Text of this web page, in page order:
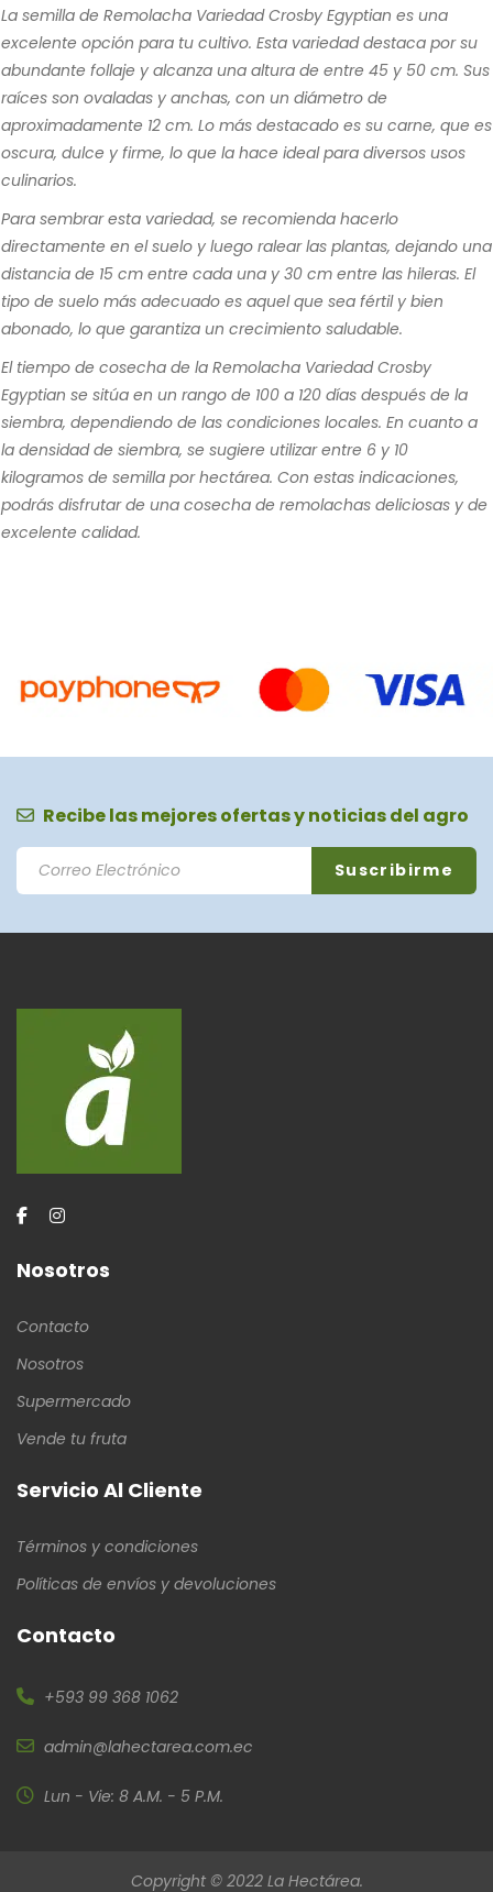
La semilla de Remolacha Variedad Crosby Egyptian es una
excelente opción para tu cultivo. Esta variedad destaca por su
abundante follaje y alcanza una altura de entre 45 y 50 cm. Sus
raíces son ovaladas y anchas, con un diámetro de
aproximadamente 12 cm. Lo más destacado es su carne, que es
oscura, dulce y firme, lo que la hace ideal para diversos usos
culinarios.
Para sembrar esta variedad, se recomienda hacerlo
directamente en el suelo y luego ralear las plantas, dejando una
distancia de 15 cm entre cada una y 30 cm entre las hileras. El
tipo de suelo más adecuado es aquel que sea fértil y bien
abonado, lo que garantiza un crecimiento saludable.
El tiempo de cosecha de la Remolacha Variedad Crosby
Egyptian se sitúa en un rango de 100 a 120 días después de la
siembra, dependiendo de las condiciones locales. En cuanto a
la densidad de siembra, se sugiere utilizar entre 6 y 10
kilogramos de semilla por hectárea. Con estas indicaciones,
podrás disfrutar de una cosecha de remolachas deliciosas y de
excelente calidad.
Recibe las mejores ofertas y noticias del agro
Nosotros
Contacto
Nosotros
Supermercado
Vende tu fruta
Servicio Al Cliente
Términos y condiciones
Políticas de envíos y devoluciones
Contacto
+593 99 368 1062
admin@lahectarea.com.ec
Lun - Vie: 8 A.M. - 5 P.M.
Copyright © 2022 La Hectárea.